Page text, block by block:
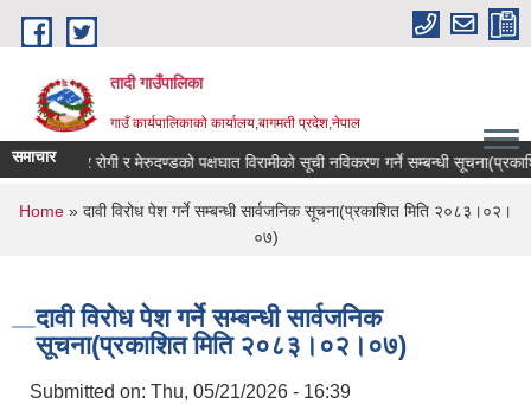
Skip to main content
तादी गाउँपालिका
गाउँ कार्यपालिकाको कार्यालय,बागमती प्रदेश,नेपाल
समाचार,क्यान्सर रोगी र मेरुदण्डको पक्षघात विरामीको सूची नविकरण गर्ने सम्बन्धी
You are here
Home » दावी विरोध पेश गर्ने सम्बन्धी सार्वजनिक सूचना(प्रकाशित मिति २०८३।०२।
०७)
दावी विरोध पेश गर्ने सम्बन्धी सार्वजनिक
सूचना(प्रकाशित मिति २०८३।०२।०७)
Submitted on: Thu, 05/21/2026 - 16:39